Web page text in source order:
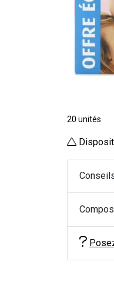
20 unités